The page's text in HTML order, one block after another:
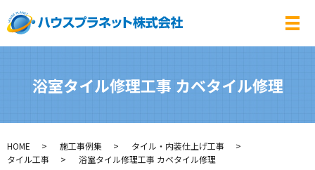
メ
浴室タイル修理工事 カベタイル修理
HOME 施工事例集
タイル・内装仕上げ工事
タイル工事
浴室タイル修理工事 カベタイル修理